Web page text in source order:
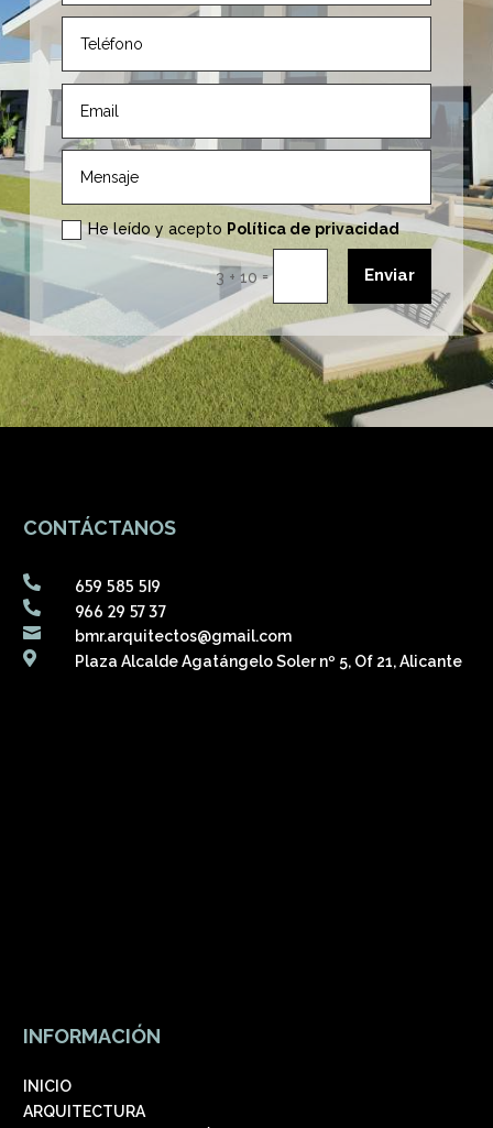
He leído y acepto Política de privacidad
3 + 10= Enviar
CONTÁCTANOS
 659 585 519
 966 29 57 37

bmr.arquitectos@gmail.com

Plaza Alcalde Agatángelo Soler nº 5, Of 21, Alicante
INFORMACIÓN
INICIO
ARQUITECTURA